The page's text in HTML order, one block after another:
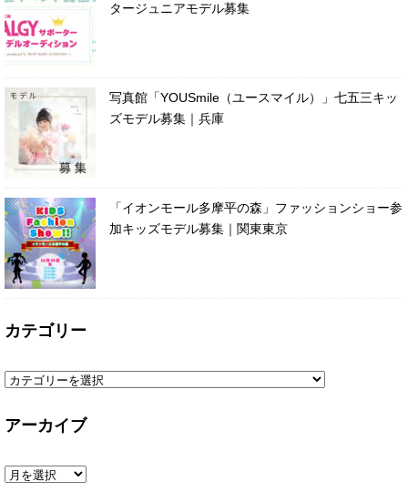
タージュニアモデル募集
写真館「YOUSmile（ユースマイル）」七五三キッ
ズモデル募集｜兵庫
「イオンモール多摩平の森」ファッションショー参
加キッズモデル募集｜関東東京
カテゴリー
アーカイブ